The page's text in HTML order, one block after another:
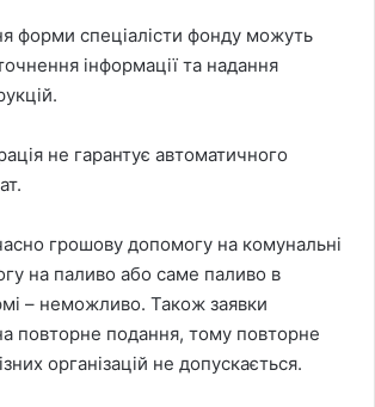
форми спеціалісти фонду можуть
інформації та надання
не гарантує автоматичного
грошову допомогу на комунальні
на паливо або саме паливо в
– неможливо. Також заявки
повторне подання, тому повторне
організацій не допускається.